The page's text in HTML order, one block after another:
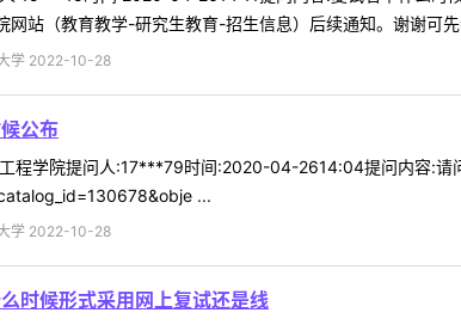
网站（教育教学-研究生教育-招生信息）后续通知。谢谢可
学 2022-10-28
公布
程学院提问人:17***79时间:2020-04-2614:04提问内容:
...
学 2022-10-28
时候形式采用网上复试还是线